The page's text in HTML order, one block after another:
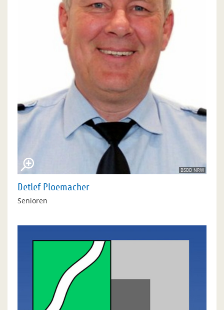
BSBD NRW
Detlef Ploemacher
Senioren